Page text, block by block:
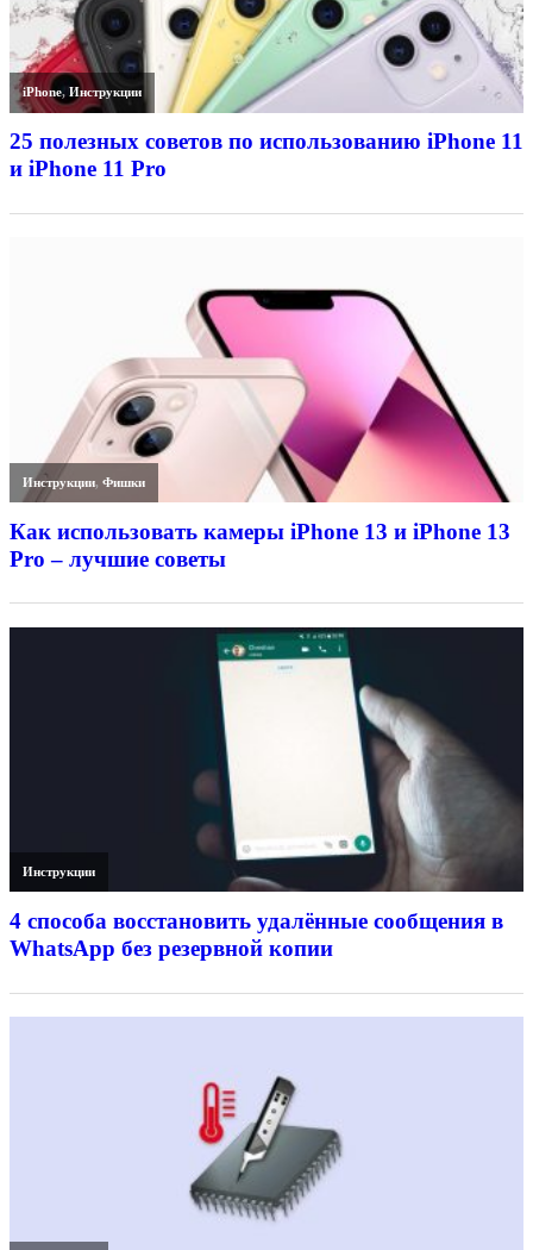
iPhone,Инструкции
25 полезных советов по использованию iPhone 11
и iPhone 11 Pro
Инструкции,Фишки
Как использовать камеры iPhone 13 и iPhone 13
Pro – лучшие советы
Инструкции
4 способа восстановить удалённые сообщения в
WhatsApp без резервной копии